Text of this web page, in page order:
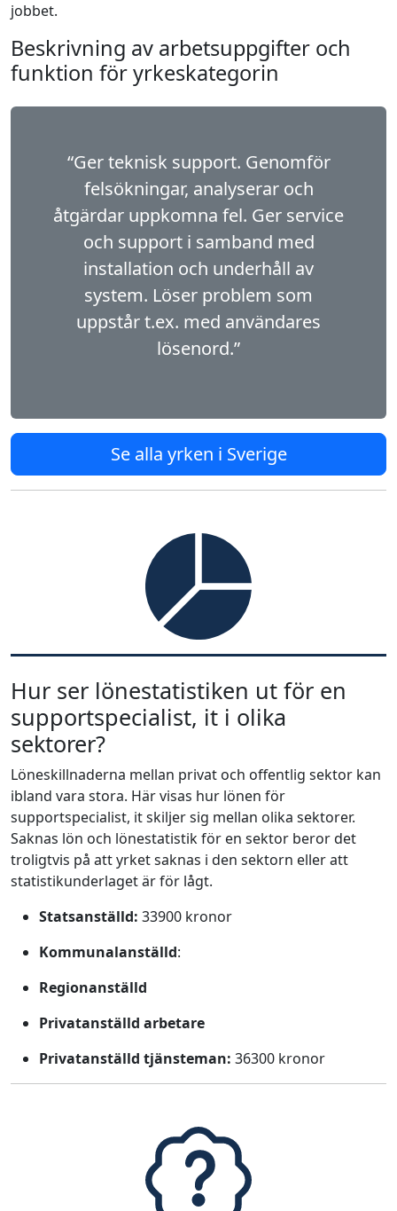
jobbet.
Beskrivning av arbetsuppgifter och
funktion för yrkeskategorin
“Ger teknisk support. Genomför
felsökningar, analyserar och
åtgärdar uppkomna fel. Ger service
och support i samband med
installation och underhåll av
system. Löser problem som
uppstår t.ex. med användares
lösenord.”
Se alla yrken i Sverige
Hur ser lönestatistiken ut för en
supportspecialist, it i olika
sektorer?
Löneskillnaderna mellan privat och offentlig sektor kan
ibland vara stora. Här visas hur lönen för
supportspecialist, it skiljer sig mellan olika sektorer.
Saknas lön och lönestatistik för en sektor beror det
troligtvis på att yrket saknas i den sektorn eller att
statistikunderlaget är för lågt.
Statsanställd: 33900 kronor
Kommunalanställd:
Regionanställd
Privatanställd arbetare
Privatanställd tjänsteman: 36300 kronor